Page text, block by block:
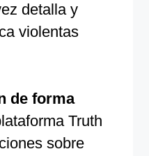
detalla y
violentas
de forma
Truth
sobre